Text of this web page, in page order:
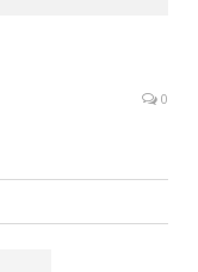
0